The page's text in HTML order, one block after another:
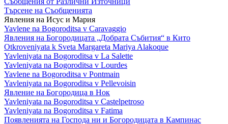
Търсене на Съобщенията
Явления на Исус и Мария
Yavlene na Bogoroditsa v Caravaggio
Явления на Богородицата „Добрата Събития“ в Кито
Otkroveniyata k Sveta Margareta Mariya Alakoque
Yavleniyata na Bogoroditsa v La Salette
Yavleniyata na Bogoroditsa v Lourdes
Yavlene na Bogoroditsa v Pontmain
Yavleniyata na Bogoroditsa v Pellevoisin
Явление на Богородица в Нок
Yavleniyata na Bogoroditsa v Castelpetroso
Yavleniyata na Bogoroditsa v Fatima
Появленията на Господа ни и Богородицата в Кампинас